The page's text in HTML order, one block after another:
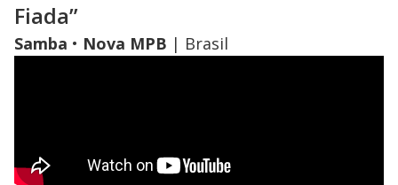
Fiada”
Samba • Nova MPB | Brasil